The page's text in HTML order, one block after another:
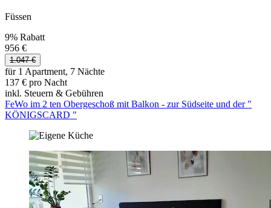
Füssen
9% Rabatt
956 €
1.047 €
für 1 Apartment, 7 Nächte
137 € pro Nacht
inkl. Steuern & Gebühren
FeWo im 2 ten Obergeschoß mit Balkon - zur Südseite und der "
KÖNIGSCARD "